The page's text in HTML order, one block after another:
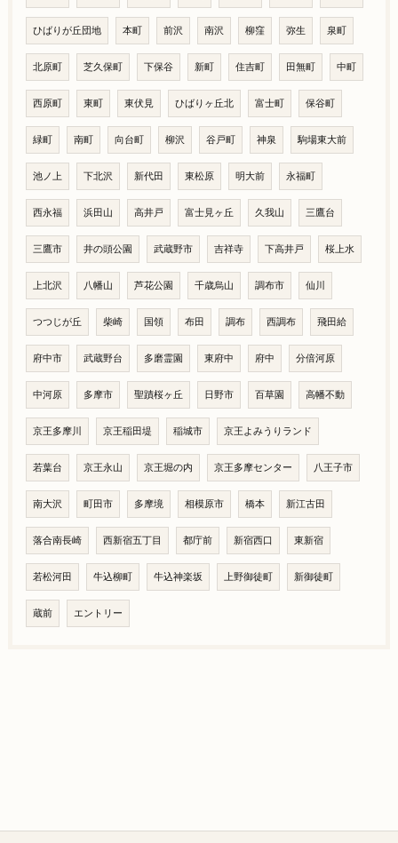
ひばりが丘団地 本町 前沢 南沢 柳窪 弥生 泉町
北原町 芝久保町 下保谷 新町 住吉町 田無町 中町
西原町 東町 東伏見 ひばりヶ丘北 富士町 保谷町
緑町 南町 向台町 柳沢 谷戸町 神泉 駒場東大前
池ノ上 下北沢 新代田 東松原 明大前 永福町
西永福 浜田山 高井戸 富士見ヶ丘 久我山 三鷹台
三鷹市 井の頭公園 武蔵野市 吉祥寺 下高井戸 桜上水
上北沢 八幡山 芦花公園 千歳烏山 調布市 仙川
つつじが丘 柴崎 国領 布田 調布 西調布 飛田給
府中市 武蔵野台 多磨霊園 東府中 府中 分倍河原
中河原 多摩市 聖蹟桜ヶ丘 日野市 百草園 高幡不動
京王多摩川 京王稲田堤 稲城市 京王よみうりランド
若葉台 京王永山 京王堀の内 京王多摩センター 八王子市
南大沢 町田市 多摩境 相模原市 橋本 新江古田
落合南長崎 西新宿五丁目 都庁前 新宿西口 東新宿
若松河田 牛込柳町 牛込神楽坂 上野御徒町 新御徒町
蔵前 エントリー